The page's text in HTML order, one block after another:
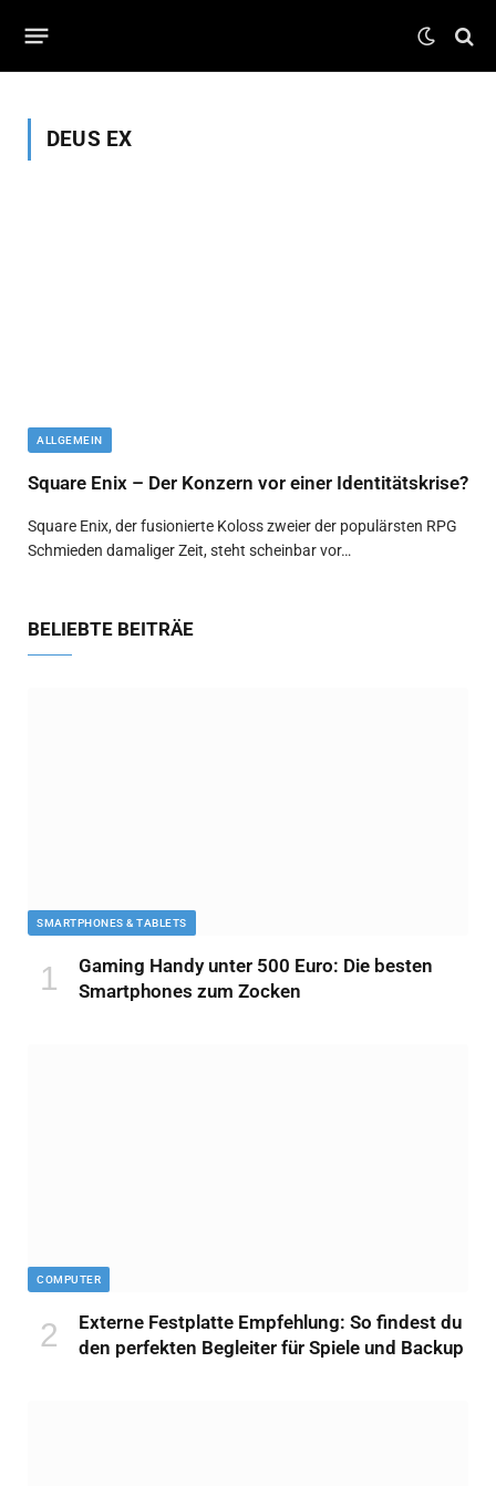
DEUS EX
ALLGEMEIN
Square Enix – Der Konzern vor einer Identitätskrise?
Square Enix, der fusionierte Koloss zweier der populärsten RPG
Schmieden damaliger Zeit, steht scheinbar vor…
BELIEBTE BEITRÄE
SMARTPHONES & TABLETS
Gaming Handy unter 500 Euro: Die besten
Smartphones zum Zocken
COMPUTER
Externe Festplatte Empfehlung: So findest du
den perfekten Begleiter für Spiele und Backup